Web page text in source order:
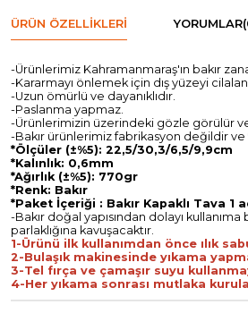
ÜRÜN ÖZELLIKLERI YORUMLAR
-Ürünlerimiz Kahramanmaraş'ın bakır
-Kararmayı önlemek için dış yüzeyi
-Uzun ömürlü ve dayanıklıdır.
-Paslanma yapmaz.
-Ürünlerimizin üzerindeki gözle görülür
-Bakır ürünlerimiz fabrikasyon değildir ve
*Ölçüler (±%5): 22,5/30,3/6,5/9,9cm
*Kalınlık: 0,6mm
*Ağırlık (±%5): 770gr
*Renk: Bakır
*Paket İçeriği : Bakır Kapaklı Tava 1
-Bakır doğal yapısından dolayı
parlaklığına kavuşacaktır.
1-Ürünü ilk kullanımdan önce ılık
2-Bulaşık makinesinde yıkama
3-Tel fırça ve çamaşır suyu
4-Her yıkama sonrası mutlaka